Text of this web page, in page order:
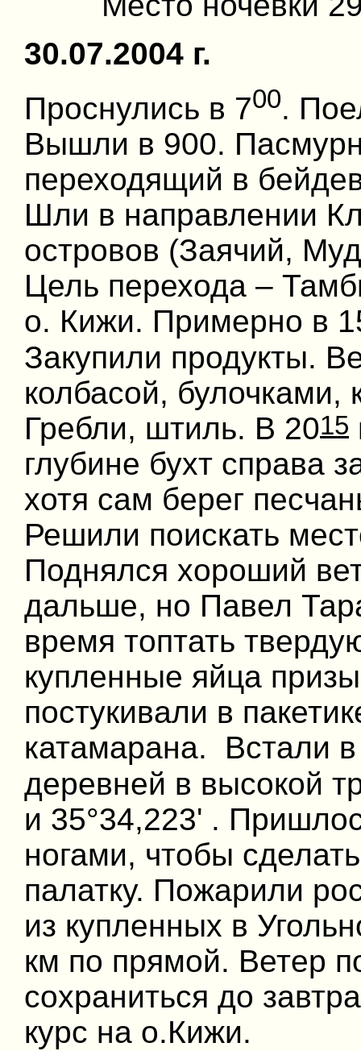
30.07.2004 г.
Проснулись в 700.
Вышли в 900.
переходящий в
Шли в направлении
островов (Заячий,
Цель перехода –
о. Кижи. Примерно в
Закупили продукты.
колбасой,
Гребли, штиль. В 2015
глубине бухт справа
хотя сам берег
Решили поискать
Поднялся хороший
дальше, но Павел
время топтать
купленные яйца
постукивали в
катамарана. Встали
деревней в высокой
и 35°34,223' .
ногами, чтобы
палатку. Пожарили
из купленных в
км по прямой. Ветер
сохраниться до
курс на о.Кижи.